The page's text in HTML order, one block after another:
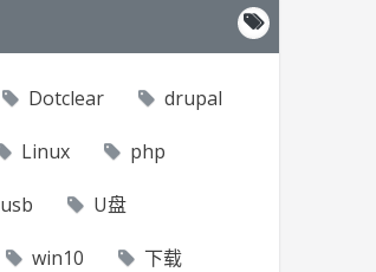
Dotclear drupal
Linux php
usb U盘
win10 下载